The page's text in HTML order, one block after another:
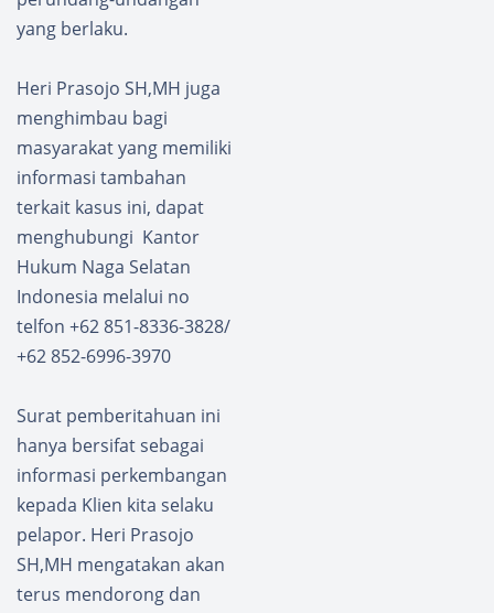
yang berlaku.
Heri Prasojo SH,MH juga
menghimbau bagi
masyarakat yang memiliki
informasi tambahan
terkait kasus ini, dapat
menghubungi Kantor
Hukum Naga Selatan
Indonesia melalui no
telfon +62 851-8336-3828/
+62 852-6996-3970
Surat pemberitahuan ini
hanya bersifat sebagai
informasi perkembangan
kepada Klien kita selaku
pelapor. Heri Prasojo
SH,MH mengatakan akan
terus mendorong dan